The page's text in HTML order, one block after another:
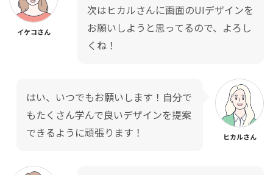
イケコさん
次はヒカルさんに画面のUIデザインを
お願いしようと思ってるので、よろし
くね！
はい、いつでもお願いします！自分で
もたくさん学んで良いデザインを提案
できるように頑張ります！
ヒカルさん